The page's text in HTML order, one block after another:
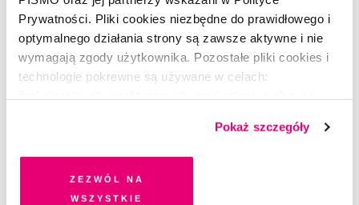
Prywatności. Pliki cookies niezbędne do prawidłowego i
optymalnego działania strony są zawsze aktywne i nie
wymagają zgody użytkownika. Pozostałe pliki cookies i
technologie pokrewne są używane w celach:
dobrowolną zgodę na pliki cookies i technologie
pokrewne, zgadzasz się na przechowywanie informacji
na Twoim urządzeniu końcowym lub dostęp do niego i
przetwarzanie danych. Zgodę na wszystkie lub niektóre
Pokaż szczegóły
Zezwól na
wszystkie